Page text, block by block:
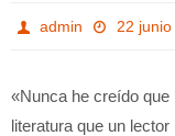
admin 22
«Nunca he creído
literatura que un